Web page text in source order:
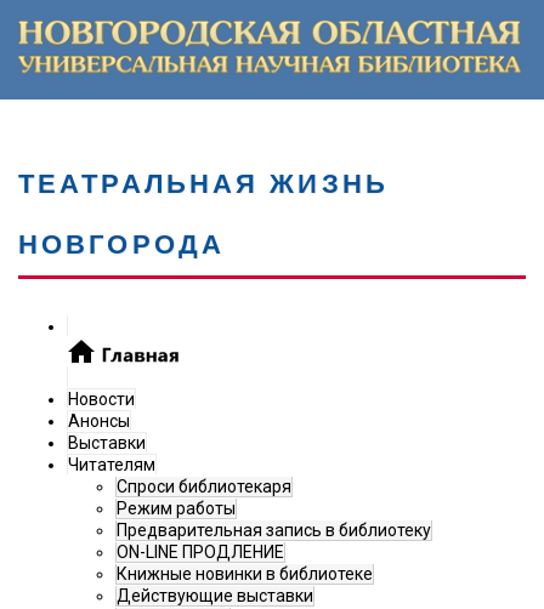
ТЕАТРАЛЬНАЯ ЖИЗНЬ
НОВГОРОДА
Новости
Анонсы
Выставки
Читателям
Спроси библиотекаря
Режим работы
Предварительная запись в библиотеку
ON-LINE ПРОДЛЕНИЕ
Книжные новинки в библиотеке
Действующие выставки